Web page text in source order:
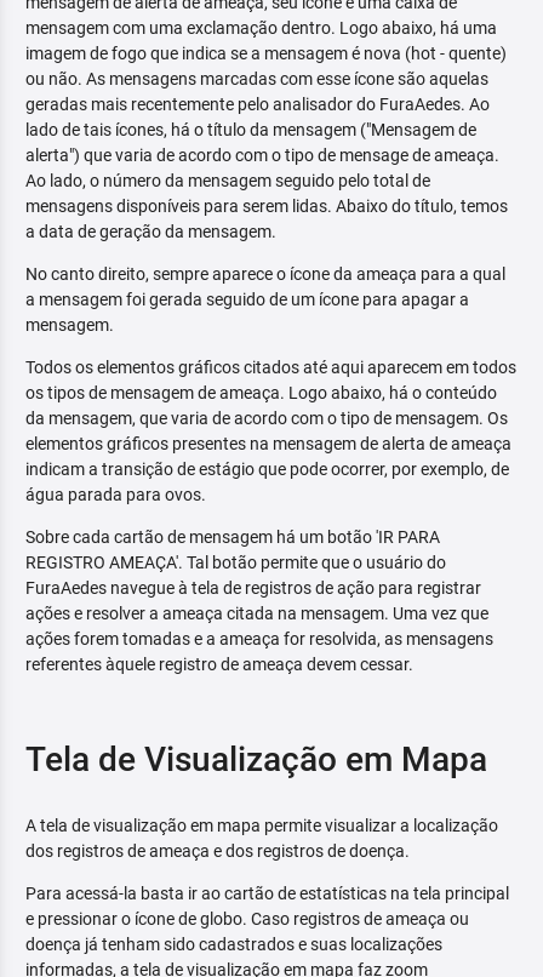
mensagem com uma exclamação dentro. Logo abaixo, há uma
imagem de fogo que indica se a mensagem é nova (hot - quente)
ou não. As mensagens marcadas com esse ícone são aquelas
geradas mais recentemente pelo analisador do FuraAedes. Ao
lado de tais ícones, há o título da mensagem ("Mensagem de
alerta") que varia de acordo com o tipo de mensage de ameaça.
Ao lado, o número da mensagem seguido pelo total de
mensagens disponíveis para serem lidas. Abaixo do título, temos
a data de geração da mensagem.
No canto direito, sempre aparece o ícone da ameaça para a qual
a mensagem foi gerada seguido de um ícone para apagar a
mensagem.
Todos os elementos gráficos citados até aqui aparecem em todos
os tipos de mensagem de ameaça. Logo abaixo, há o conteúdo
da mensagem, que varia de acordo com o tipo de mensagem. Os
elementos gráficos presentes na mensagem de alerta de ameaça
indicam a transição de estágio que pode ocorrer, por exemplo, de
água parada para ovos.
Sobre cada cartão de mensagem há um botão 'IR PARA
REGISTRO AMEAÇA'. Tal botão permite que o usuário do
FuraAedes navegue à tela de registros de ação para registrar
ações e resolver a ameaça citada na mensagem. Uma vez que
ações forem tomadas e a ameaça for resolvida, as mensagens
referentes àquele registro de ameaça devem cessar.
Tela de Visualização em Mapa
A tela de visualização em mapa permite visualizar a localização
dos registros de ameaça e dos registros de doença.
Para acessá-la basta ir ao cartão de estatísticas na tela principal
e pressionar o ícone de globo. Caso registros de ameaça ou
doença já tenham sido cadastrados e suas localizações
informadas, a tela de visualização em mapa faz zoom